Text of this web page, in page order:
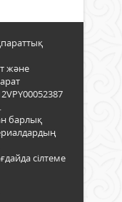
және
барлық
сілтеме